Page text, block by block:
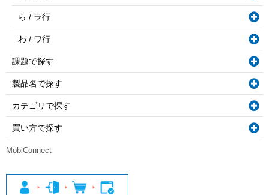
ら / ラ行
わ / ワ行
課題で探す
製品名で探す
カテゴリで探す
買い方で探す
MobiConnect